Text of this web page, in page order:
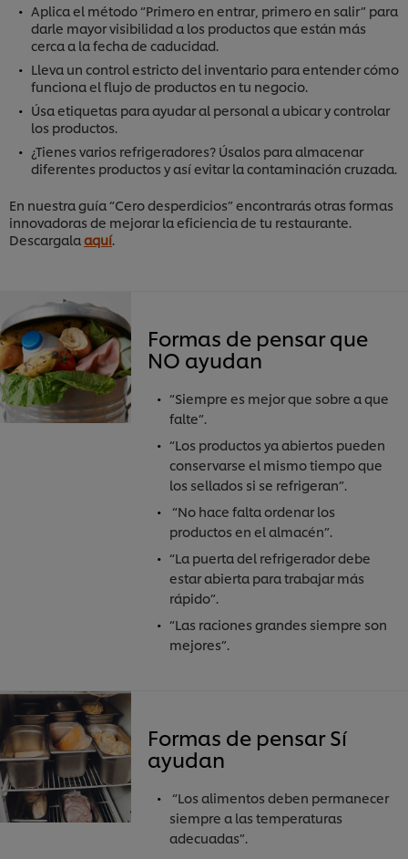
Aplica el método “Primero en entrar, primero en salir” para
darle mayor visibilidad a los productos que están más
cerca a la fecha de caducidad.
Lleva un control estricto del inventario para entender cómo
funciona el flujo de productos en tu negocio.
Úsa etiquetas para ayudar al personal a ubicar y controlar
los productos.
¿Tienes varios refrigeradores? Úsalos para almacenar
diferentes productos y así evitar la contaminación cruzada.
En nuestra guía “Cero desperdicios” encontrarás otras formas
innovadoras de mejorar la eficiencia de tu restaurante.
Descargala aquí.
Formas de pensar que
NO ayudan
“Siempre es mejor que sobre a que
falte”.
“Los productos ya abiertos pueden
conservarse el mismo tiempo que
los sellados si se refrigeran”.
“No hace falta ordenar los
productos en el almacén”.
“La puerta del refrigerador debe
estar abierta para trabajar más
rápido”.
“Las raciones grandes siempre son
mejores”.
Formas de pensar Sí
ayudan
“Los alimentos deben permanecer
siempre a las temperaturas
adecuadas”.